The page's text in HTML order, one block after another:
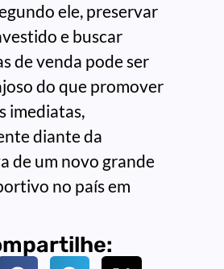
ele, preservar
e buscar
de venda pode ser
do que promover
imediatas,
diante da
de um novo grande
no país em